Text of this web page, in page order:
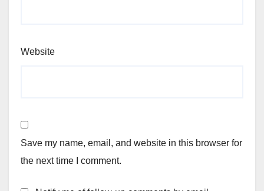
Website
Save my name, email, and website in this browser for
the next time I comment.